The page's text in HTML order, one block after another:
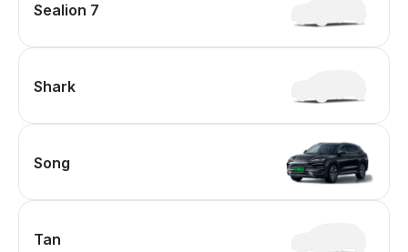
Sealion 7
Shark
Song
Tan